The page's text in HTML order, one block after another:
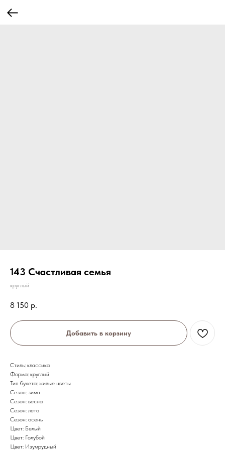
143 Счастливая семья
круглый
8 150 р.
Добавить в корзину
Стиль: классика
Форма: круглый
Тип букета: живые цветы
Сезон: зима
Сезон: весна
Сезон: лето
Сезон: осень
Цвет: Белый
Цвет: Голубой
Цвет: Изумрудный